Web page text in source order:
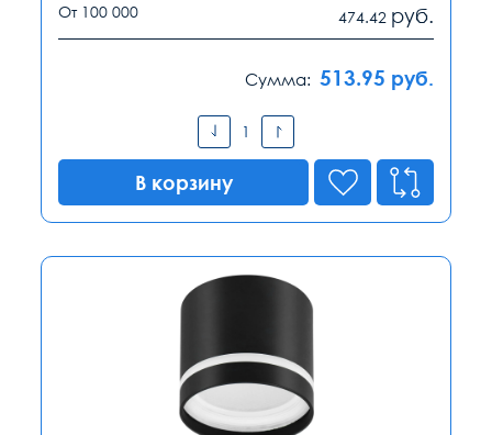
От 100 000 474.42 руб.
Сумма: 513.95 руб.
В корзину